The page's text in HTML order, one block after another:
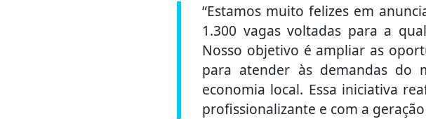
“Estamos muito felizes em
1.300 vagas voltadas para a
Nosso objetivo é ampliar as
para atender às demandas do
economia local. Essa iniciativa
profissionalizante e com a